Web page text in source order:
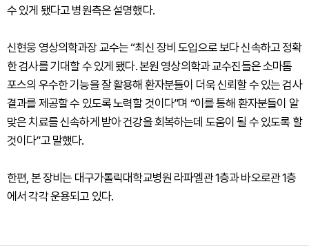
수 있게 됐다고 병원측은 설명했다.
신현웅 영상의학과장 교수는 “최신 장비 도입으로 보다 신속하고 정확
한 검사를 기대할 수 있게 됐다. 본원 영상의학과 교수진들은 소마톰
포스의 우수한 기능을 잘 활용해 환자분들이 더욱 신뢰할 수 있는 검사
결과를 제공할 수 있도록 노력할 것이다”며 “이를 통해 환자분들이 알
맞은 치료를 신속하게 받아 건강을 회복하는데 도움이 될 수 있도록 할
것이다”고 말했다.
한편, 본 장비는 대구가톨릭대학교병원 라파엘관 1층과 바오로관 1층
에서 각각 운용되고 있다.